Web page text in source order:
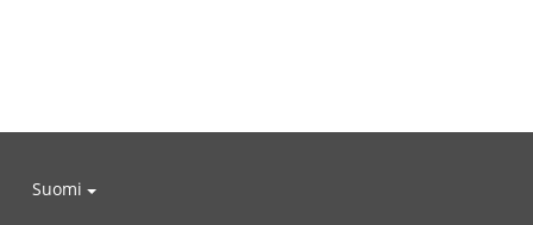
Suomi